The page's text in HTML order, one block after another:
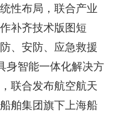
性布局，联合产业
补齐技术版图短
、安防、应急救援
身智能一体化解决方
联合发布航空航天
舶集团旗下上海船